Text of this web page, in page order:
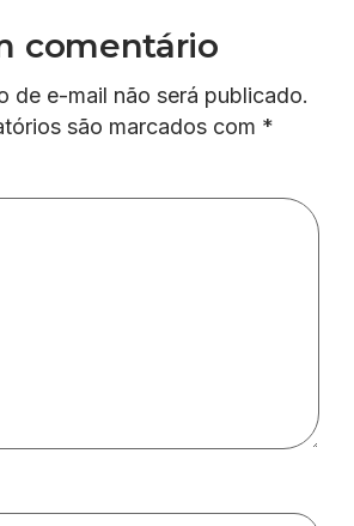
comentário
de e-mail não será publicado.
são marcados com *